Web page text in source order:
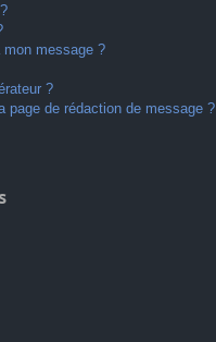
mon message ?
?
page de rédaction de message ?